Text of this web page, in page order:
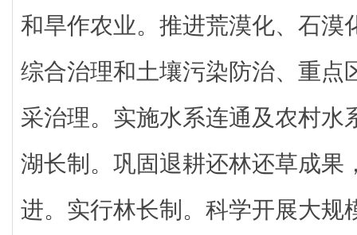
和旱作农业。推进荒漠化、石漠
综合治理和土壤污染防治、重点
采治理。实施水系连通及农村水
湖长制。巩固退耕还林还草成果
进。实行林长制。科学开展大规